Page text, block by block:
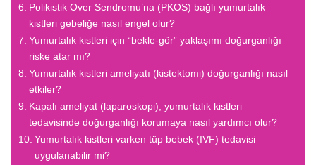
Polikistik Over Sendromu’na (PKOS) bağlı yumurtalık
kistleri gebeliğe nasıl engel olur?
Yumurtalık kistleri için “bekle-gör” yaklaşımı doğurganlığı
riske atar mı?
Yumurtalık kistleri ameliyatı (kistektomi) doğurganlığı nasıl
etkiler?
Kapalı ameliyat (laparoskopi), yumurtalık kistleri
tedavisinde doğurganlığı korumaya nasıl yardımcı olur?
Yumurtalık kistleri varken tüp bebek (IVF) tedavisi
uygulanabilir mi?